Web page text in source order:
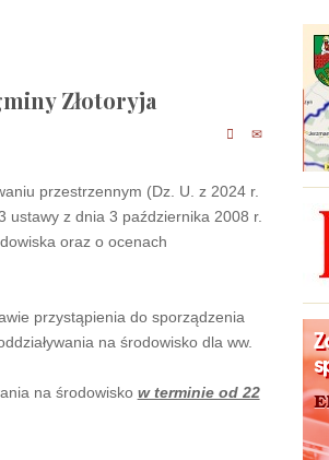
Złotoryja
przestrzennym (Dz. U. z 2024 r.
z dnia 3 października 2008 r.
oraz o ocenach
przystąpienia do sporządzenia
na środowisko dla ww.
na środowisko w terminie od 22